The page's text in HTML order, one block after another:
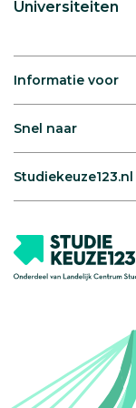
Universiteiten
Informatie voor
Snel naar
Studiekeuze123.nl